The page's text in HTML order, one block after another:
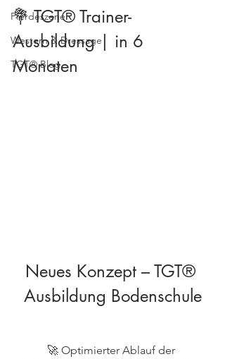
Pferdeszene
Western & Dressage
TGT® Blog
💐 TGT® Trainer-
Ausbildung | in 6
Monaten
Neues Konzept – TGT®
Ausbildung Bodenschule
🚀 Optimierter Ablauf der